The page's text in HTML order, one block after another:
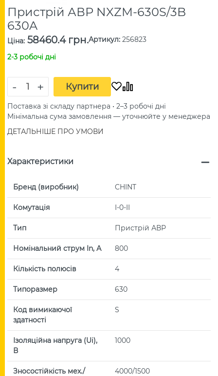
Пристрій АВР NXZM-630S/3B
630A
Ціна: 58460.4 грн.Артикул: 256823
2-3 робочі дні
- + Купити
Поставка зі складу партнера • 2–3 робочі дні
Мінімальна сума замовлення — уточнюйте у менеджера
ДЕТАЛЬНІШЕ ПРО УМОВИ
Характеристики
Бренд (виробник) CHINT
Комутація I-0-II
Тип Пристрій АВР
Номінальний струм In, А 800
Кількість полюсів 4
Типоразмер 630
Код вимикаючої
здатності
S
Ізоляційна напруга (Uі),
В
1000
Зносостійкість мех./
4000/1500